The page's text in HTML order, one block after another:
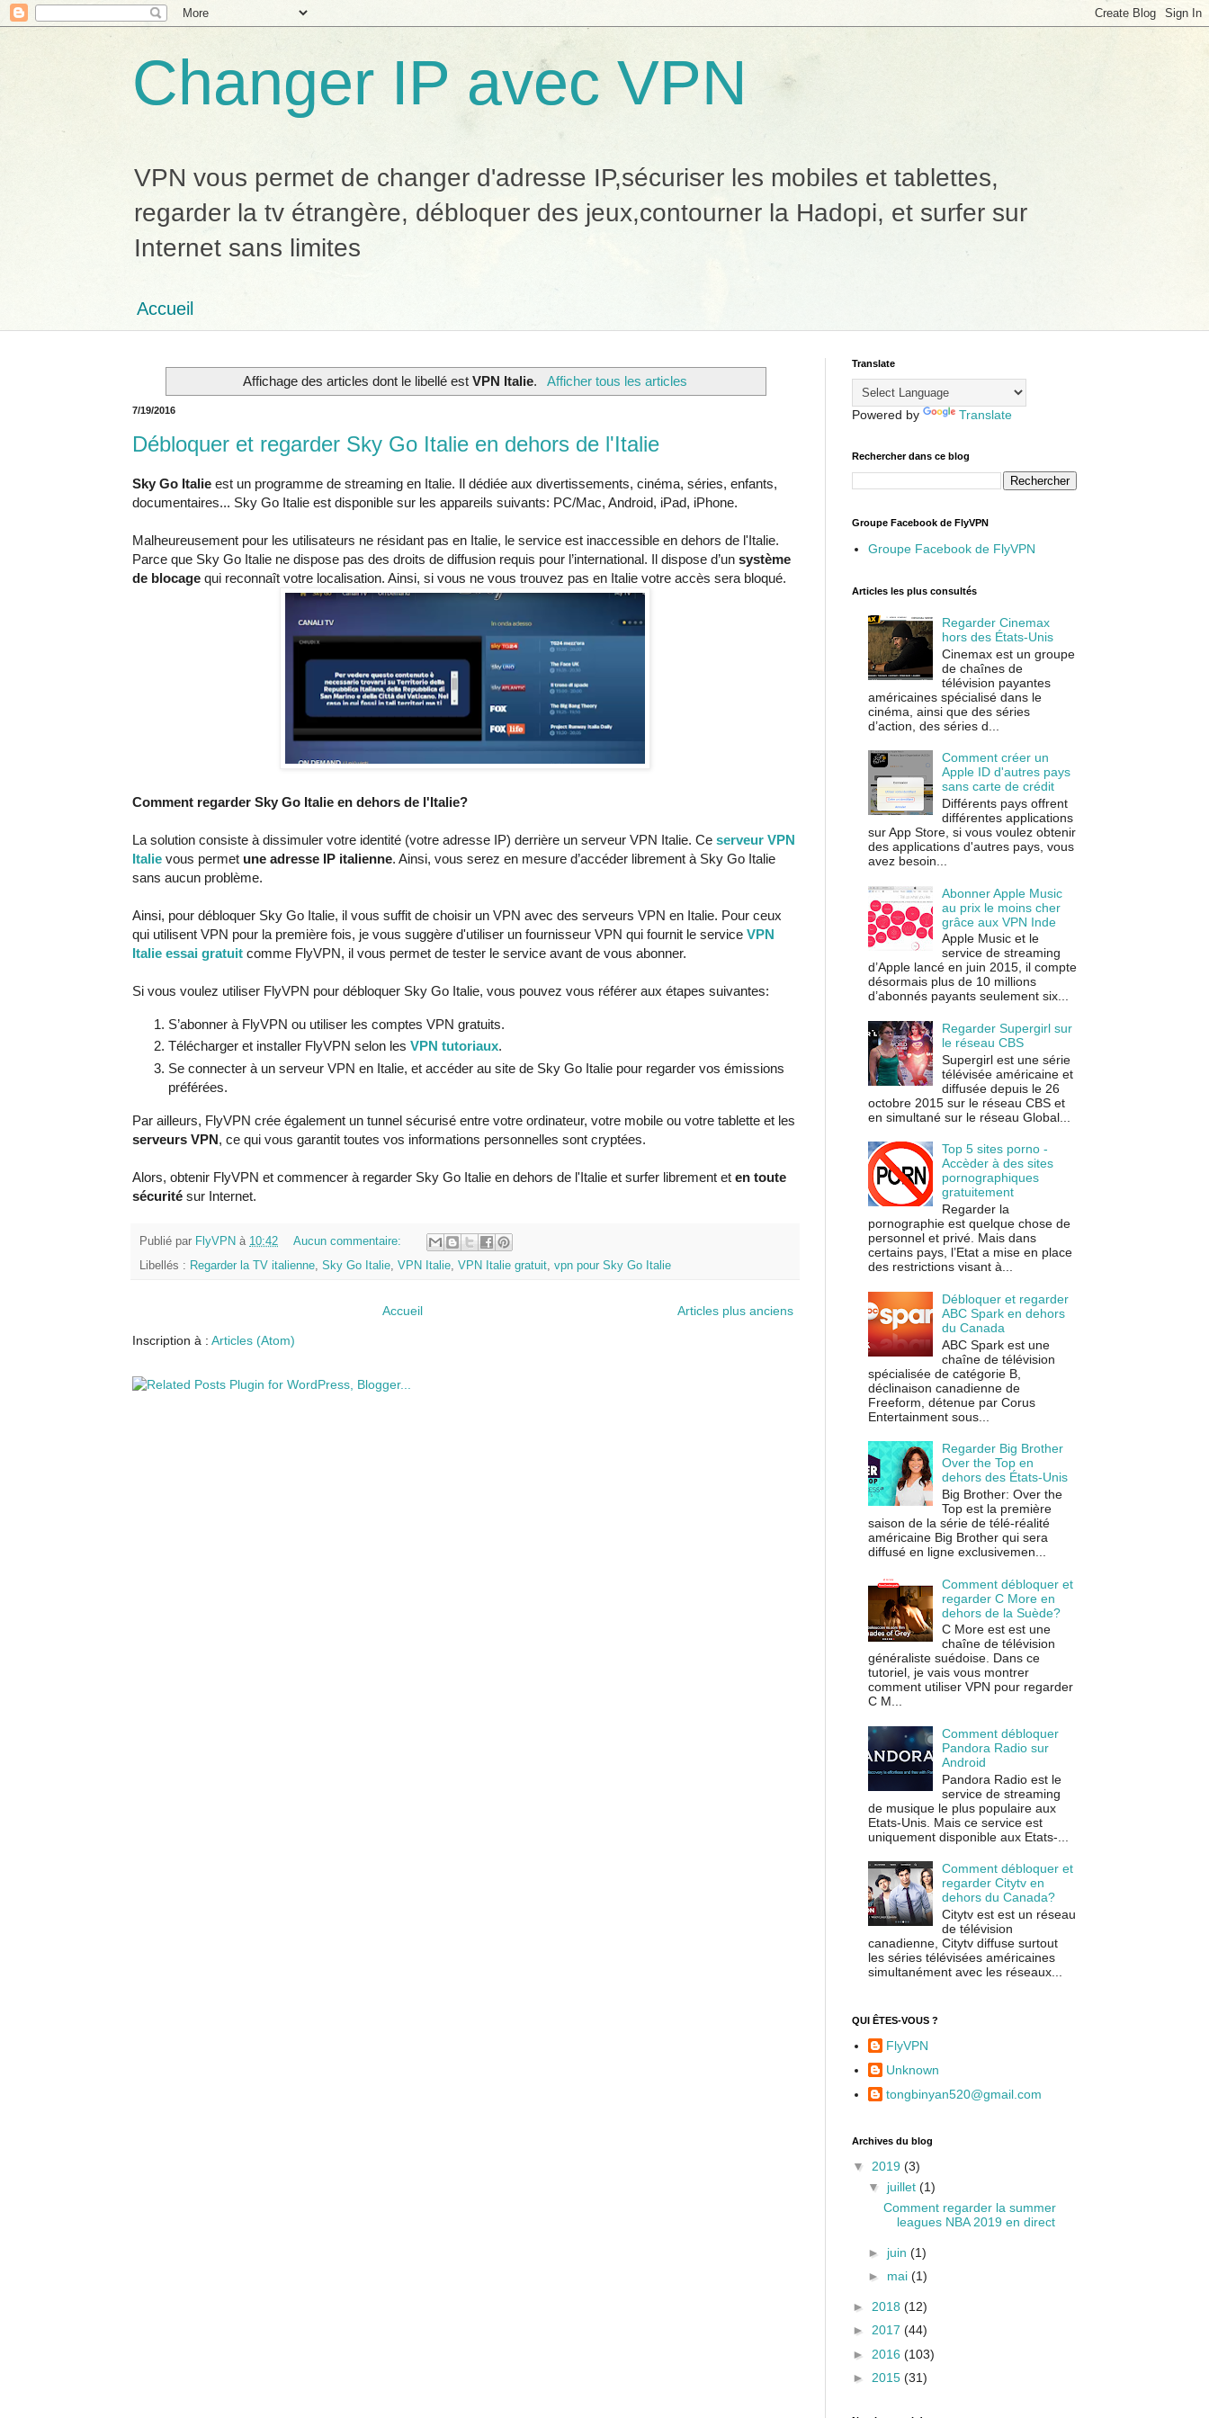
Changer IP avec VPN
VPN vous permet de changer d'adresse IP,sécuriser les mobiles et tablettes,
regarder la tv étrangère, débloquer des jeux,contourner la Hadopi, et surfer sur
Internet sans limites
Accueil
Affichage des articles dont le libellé estVPN Italie. Afficher tous les articles
7/19/2016
Débloquer et regarder Sky Go Italie en dehors de l'Italie
Sky Go Italie est un programme de streaming en Italie. Il dédiée aux divertissements, cinéma, séries, enfants,
documentaires... Sky Go Italie est disponible sur les appareils suivants: PC/Mac, Android, iPad, iPhone.
Malheureusement pour les utilisateurs ne résidant pas en Italie, le service est inaccessible en dehors de l'Italie.
Parce que Sky Go Italie ne dispose pas des droits de diffusion requis pour l’international. Il dispose d’un système
de blocage qui reconnaît votre localisation. Ainsi, si vous ne vous trouvez pas en Italie votre accès sera bloqué.
Comment regarder Sky Go Italie en dehors de l'Italie?
La solution consiste à dissimuler votre identité (votre adresse IP) derrière un serveur VPN Italie. Ce serveur VPN
Italie vous permet une adresse IP italienne. Ainsi, vous serez en mesure d’accéder librement à Sky Go Italie
sans aucun problème.
Ainsi, pour débloquer Sky Go Italie, il vous suffit de choisir un VPN avec des serveurs VPN en Italie. Pour ceux
qui utilisent VPN pour la première fois, je vous suggère d'utiliser un fournisseur VPN qui fournit le service VPN
Italie essai gratuit comme FlyVPN, il vous permet de tester le service avant de vous abonner.
Si vous voulez utiliser FlyVPN pour débloquer Sky Go Italie, vous pouvez vous référer aux étapes suivantes:
S’abonner à FlyVPN ou utiliser les comptes VPN gratuits.
Télécharger et installer FlyVPN selon les VPN tutoriaux.
Se connecter à un serveur VPN en Italie, et accéder au site de Sky Go Italie pour regarder vos émissions
préférées.
Par ailleurs, FlyVPN crée également un tunnel sécurisé entre votre ordinateur, votre mobile ou votre tablette et les
serveurs VPN, ce qui vous garantit toutes vos informations personnelles sont cryptées.
Alors, obtenir FlyVPN et commencer à regarder Sky Go Italie en dehors de l'Italie et surfer librement et en toute
sécurité sur Internet.
Publié par FlyVPN à 10:42
Aucun commentaire:
Libellés : Regarder la TV italienne, Sky Go Italie, VPN Italie, VPN Italie gratuit, vpn pour Sky Go Italie
Articles plus anciens
Accueil
Inscription à : Articles (Atom)
Translate
Powered by Translate
Rechercher dans ce blog
Groupe Facebook de FlyVPN
Groupe Facebook de FlyVPN
Articles les plus consultés
Regarder Cinemax
hors des États-Unis
Cinemax est un groupe
de chaînes de
télévision payantes
américaines spécialisé dans le
cinéma, ainsi que des séries
d’action, des séries d...
Comment créer un
Apple ID d'autres pays
sans carte de crédit
Différents pays offrent
différentes applications
sur App Store, si vous voulez obtenir
des applications d'autres pays, vous
avez besoin...
Abonner Apple Music
au prix le moins cher
grâce aux VPN Inde
Apple Music et le
service de streaming
d’Apple lancé en juin 2015, il compte
désormais plus de 10 millions
d’abonnés payants seulement six...
Regarder Supergirl sur
le réseau CBS
Supergirl est une série
télévisée américaine et
diffusée depuis le 26
octobre 2015 sur le réseau CBS et
en simultané sur le réseau Global...
Top 5 sites porno -
Accèder à des sites
pornographiques
gratuitement
Regarder la
pornographie est quelque chose de
personnel et privé. Mais dans
certains pays, l’Etat a mise en place
des restrictions visant à...
Débloquer et regarder
ABC Spark en dehors
du Canada
ABC Spark est une
chaîne de télévision
spécialisée de catégorie B,
déclinaison canadienne de
Freeform, détenue par Corus
Entertainment sous...
Regarder Big Brother
Over the Top en
dehors des États-Unis
Big Brother: Over the
Top est la première
saison de la série de télé-réalité
américaine Big Brother qui sera
diffusé en ligne exclusivemen...
Comment débloquer et
regarder C More en
dehors de la Suède?
C More est est une
chaîne de télévision
généraliste suédoise. Dans ce
tutoriel, je vais vous montrer
comment utiliser VPN pour regarder
C M...
Comment débloquer
Pandora Radio sur
Android
Pandora Radio est le
service de streaming
de musique le plus populaire aux
Etats-Unis. Mais ce service est
uniquement disponible aux Etats-...
Comment débloquer et
regarder Citytv en
dehors du Canada?
Citytv est est un réseau
de télévision
canadienne, Citytv diffuse surtout
les séries télévisées américaines
simultanément avec les réseaux...
QUI ÊTES-VOUS ?
FlyVPN
Unknown
tongbinyan520@gmail.com
Archives du blog
▼ 2019 (3)
▼ juillet (1)
Comment regarder la summer
leagues NBA 2019 en direct
► juin (1)
► mai (1)
► 2018 (12)
► 2017 (44)
► 2016 (103)
► 2015 (31)